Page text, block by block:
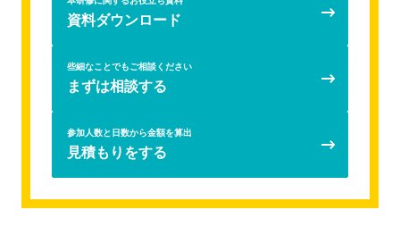
新入社員フォローアップ研修
トランジションサポートモデルの新人フォローアップ（新
人フォローアップ研修）
てるための3ヶ年育成
若手社員向け研修
AI時代のクリティカルシンキング研修
7つの習慣® for セールスパーソン
資料ダウンロード
些細なことでもご相談ください
まずは相談する
参加人数と日数から金額を算出
見積もりをする